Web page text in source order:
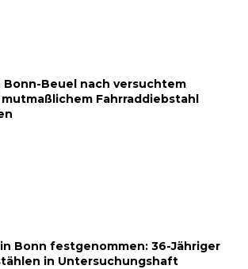
Bonn-Beuel nach versuchtem
Fahrraddiebstahl
Bonn festgenommen: 36-Jähriger
in Untersuchungshaft